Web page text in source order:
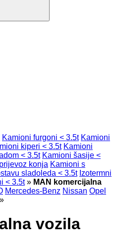
Kamioni furgoni < 3.5t Kamioni
kiperi < 3.5t Kamioni
< 3.5t Kamioni šasije <
konja Kamioni s
sladoleda < 3.5t Izotermni
< 3.5t » MAN komercijalna
Mercedes-Benz Nissan Opel
»
vozila